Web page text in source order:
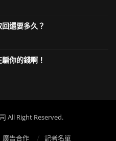
還要多久？
你的錢啊！
All Right Reserved.
廣告合作 記者名單